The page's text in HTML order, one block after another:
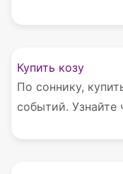
Купить козу
По соннику,
событий. Узнайте